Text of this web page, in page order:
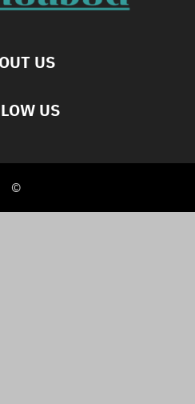
US
US
©